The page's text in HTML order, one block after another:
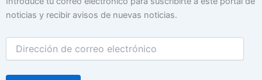
noticias y recibir avisos de nuevas noticias.
electrónico